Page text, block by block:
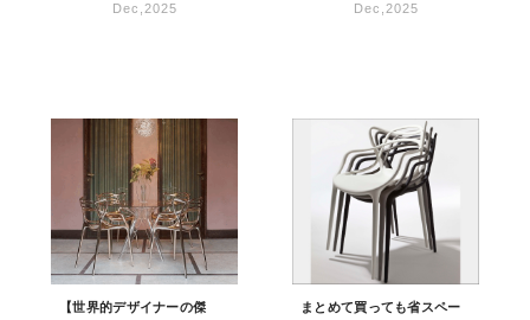
Dec,2025 Dec,2025
【世界的デザイナーの傑
まとめて買っても省スペー